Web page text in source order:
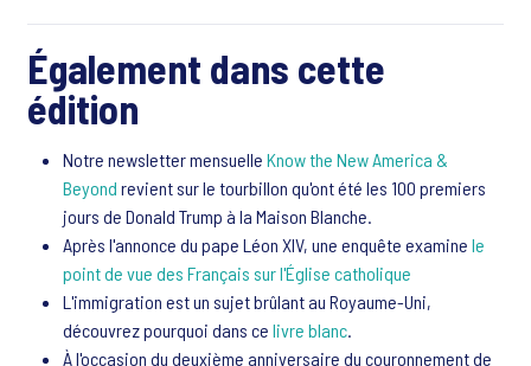
Également dans cette
édition
Notre newsletter mensuelle Know the New America &
Beyond revient sur le tourbillon qu'ont été les 100 premiers
jours de Donald Trump à la Maison Blanche.
Après l'annonce du pape Léon XIV, une enquête examine le
point de vue des Français sur l'Église catholique
L'immigration est un sujet brûlant au Royaume-Uni,
découvrez pourquoi dans ce livre blanc.
À l'occasion du deuxième anniversaire du couronnement de